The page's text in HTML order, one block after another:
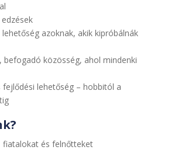
lehetőség azoknak, akik kipróbálnák
befogadó közösség, ahol mindenki
fejlődési lehetőség – hobbitól a
fiatalokat és felnőtteket